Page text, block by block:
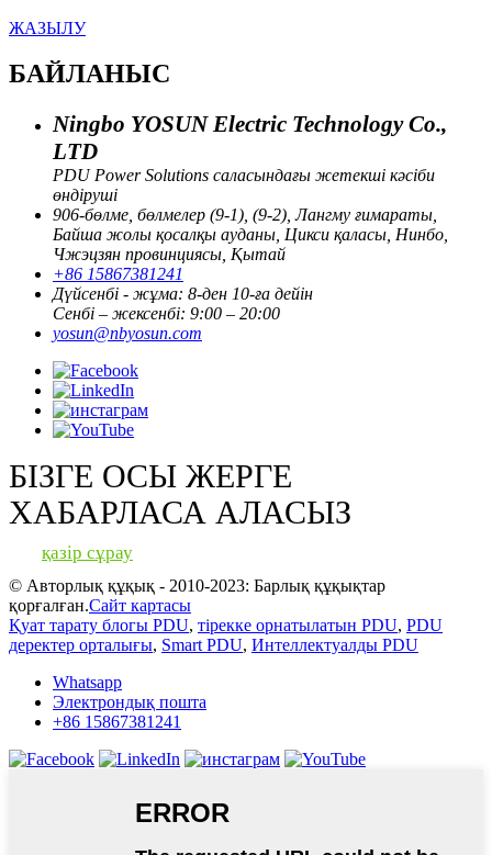
ЖАЗЫЛУ
БАЙЛАНЫС
Ningbo YOSUN Electric Technology Co.,
LTD
PDU Power Solutions саласындағы жетекші кәсіби
өндіруші
906-бөлме, бөлмелер (9-1), (9-2), Лангму ғимараты,
Байша жолы қосалқы ауданы, Цикси қаласы, Нинбо,
Чжэцзян провинциясы, Қытай
+86 15867381241
Дүйсенбі - жұма: 8-ден 10-ға дейін
Сенбі – жексенбі: 9:00 – 20:00
yosun@nbyosun.com
БІЗГЕ ОСЫ ЖЕРГЕ
ХАБАРЛАСА АЛАСЫЗ
қазір сұрау
© Авторлық құқық - 2010-2023: Барлық құқықтар
қорғалған.Сайт картасы
Қуат тарату блогы PDU, тірекке орнатылатын PDU, PDU
деректер орталығы, Smart PDU, Интеллектуалды PDU
Whatsapp
Электрондық пошта
+86 15867381241